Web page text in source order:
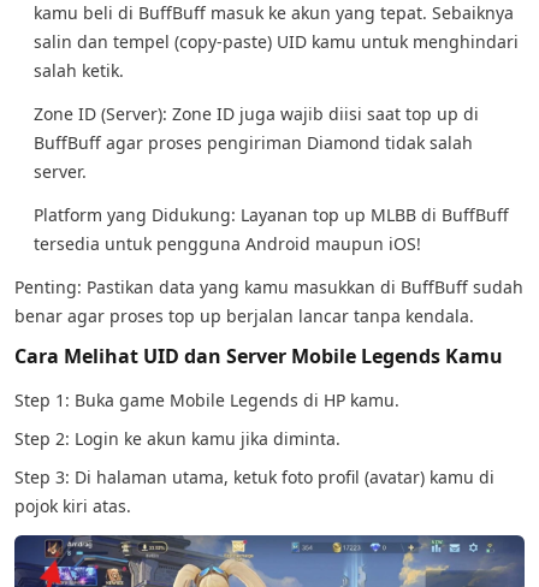
kamu beli di BuffBuff masuk ke akun yang tepat. Sebaiknya
salin dan tempel (copy-paste) UID kamu untuk menghindari
salah ketik.
Zone ID (Server): Zone ID juga wajib diisi saat top up di
BuffBuff agar proses pengiriman Diamond tidak salah
server.
Platform yang Didukung: Layanan top up MLBB di BuffBuff
tersedia untuk pengguna Android maupun iOS!
Penting: Pastikan data yang kamu masukkan di BuffBuff sudah
benar agar proses top up berjalan lancar tanpa kendala.
Cara Melihat UID dan Server Mobile Legends Kamu
Step 1: Buka game Mobile Legends di HP kamu.
Step 2: Login ke akun kamu jika diminta.
Step 3: Di halaman utama, ketuk foto profil (avatar) kamu di
pojok kiri atas.